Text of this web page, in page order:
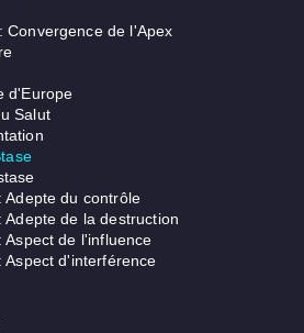
Convergence de l'Apex
d'Europe
Salut
Adepte du contrôle
Adepte de la destruction
Aspect de l'influence
Aspect d'interférence